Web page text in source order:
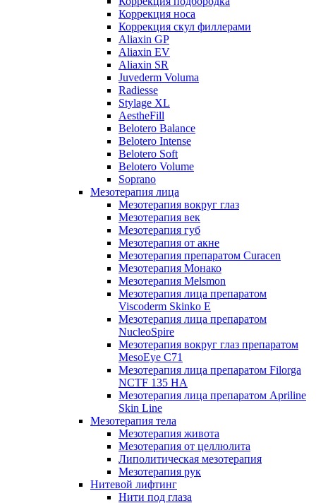
Коррекция носа
Коррекция скул филлерами
Aliaxin GP
Aliaxin EV
Aliaxin SR
Juvederm Voluma
Radiesse
Stylage XL
AestheFill
Belotero Balance
Belotero Intense
Belotero Soft
Belotero Volume
Soprano
Мезотерапия лица
Мезотерапия вокруг глаз
Мезотерапия век
Мезотерапия губ
Мезотерапия от акне
Мезотерапия препаратом Curacen
Мезотерапия Монако
Мезотерапия Melsmon
Мезотерапия лица препаратом
Viscoderm Skinko E
Мезотерапия лица препаратом
NucleoSpire
Мезотерапия вокруг глаз препаратом
MesoEye С71
Мезотерапия лица препаратом Filorga
NCTF 135 HA
Мезотерапия лица препаратом Apriline
Skin Line
Мезотерапия тела
Мезотерапия живота
Мезотерапия от целлюлита
Липолитическая мезотерапия
Мезотерапия рук
Нитевой лифтинг
Нити под глаза